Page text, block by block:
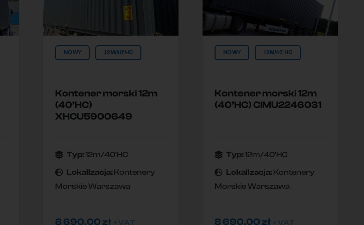
NOWY 12M/40'HC
Kontener morski 12m
(40’HC)
XHCU5900649
Typ:12m/40'HC
Lokallzacja: Kontenery
Morskie Warszawa
8 690,00zł
NOWY 12M/40'HC
Kontener morski 12m
(40’HC) CIMU2246031
Typ:12m/40'HC
Lokallzacja: Kontenery
Morskie Warszawa
8 690,00zł